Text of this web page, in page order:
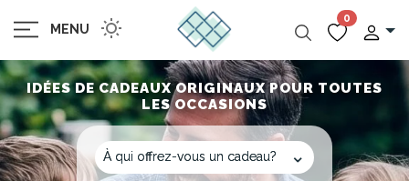
MENU
0
IDÉES DE CADEAUX ORIGINAUX POUR TOUTES
LES OCCASIONS